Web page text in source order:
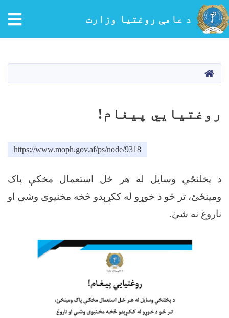
د عامې روغتیا وزارت
کور
روغتیايي پیغام!
https://www.moph.gov.af/ps/node/9318
د پخلنځي وسایل له هر ځل استعمال مخکې پاک
ومینځئ، تر څو د خوړو له ککړېدو څخه مخنیوی وشي او
ناروغ نه شئ.